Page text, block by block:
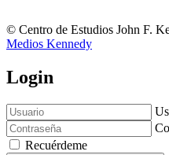
© Centro de Estudios John F.
Medios Kennedy
Login
Recuérdeme